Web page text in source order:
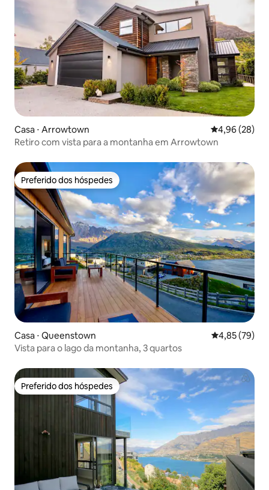
Casa ⋅ Arrowtown 4,96 de uma
4,96 (28)
Retiro com vista para a montanha em Arrowtown
Preferido dos hóspedes
Preferido dos hóspedes
Casa ⋅ Queenstown 4,85 de uma
4,85 (79)
Vista para o lago da montanha, 3 quartos
Preferido dos hóspedes
Preferido dos hóspedes